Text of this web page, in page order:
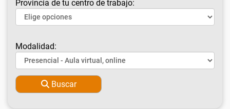
Provincia de tu centro de trabajo:
Modalidad:
Buscar